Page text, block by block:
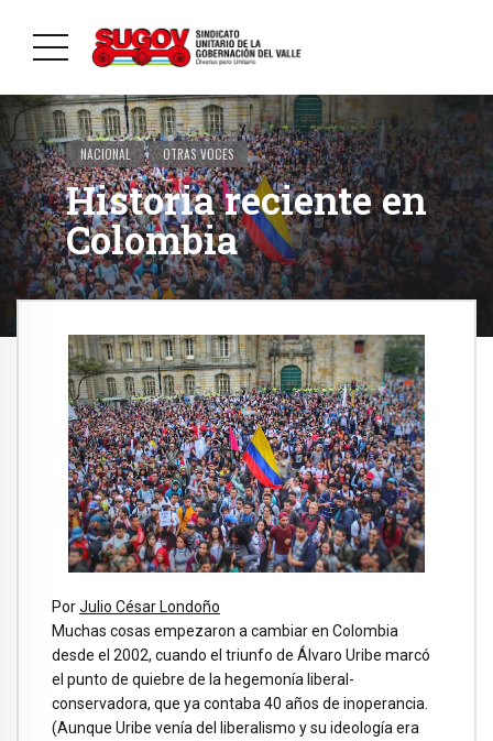
NACIONAL OTRAS VOCES
Historia reciente en
Colombia
PorJulio César Londoño
Muchas cosas empezaron a cambiar en Colombia
desde el 2002, cuando el triunfo de Álvaro Uribe marcó
el punto de quiebre de la hegemonía liberal-
conservadora, que ya contaba 40 años de inoperancia.
(Aunque Uribe venía del liberalismo y su ideología era